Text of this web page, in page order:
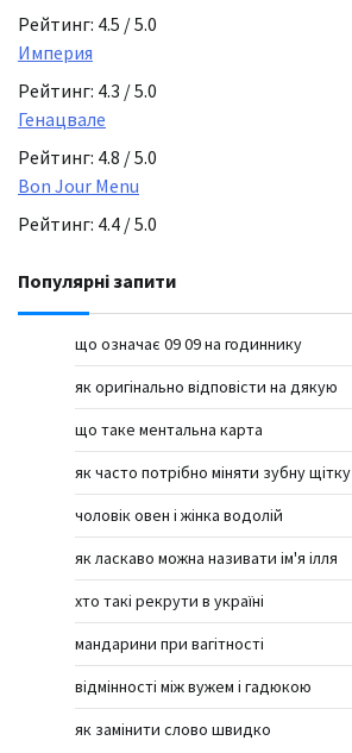
Рейтинг: 4.5 / 5.0
Империя
Рейтинг: 4.3 / 5.0
Генацвале
Рейтинг: 4.8 / 5.0
Bon Jour Menu
Рейтинг: 4.4 / 5.0
Популярні запити
що означає 09 09 на годиннику
як оригінально відповісти на дякую
що таке ментальна карта
як часто потрібно міняти зубну щітку
чоловік овен і жінка водолій
як ласкаво можна називати ім'я ілля
хто такі рекрути в україні
мандарини при вагітності
відмінності між вужем і гадюкою
як замінити слово швидко